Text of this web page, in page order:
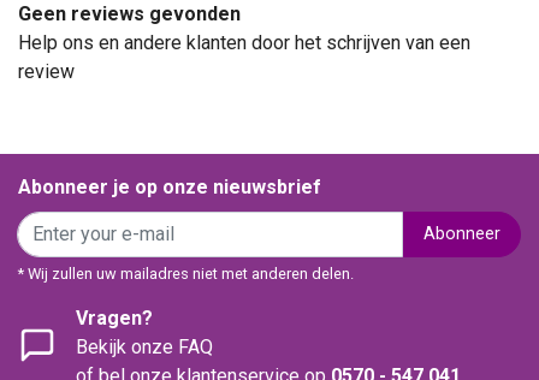
Geen reviews gevonden
Help ons en andere klanten door het schrijven van een
review
Abonneer je op onze nieuwsbrief
Abonneer
* Wij zullen uw mailadres niet met anderen delen.
Vragen?
Bekijk onze FAQ